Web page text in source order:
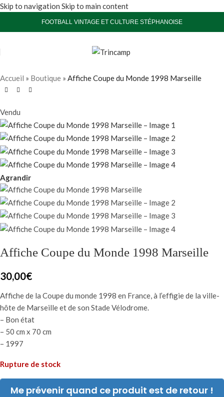
Skip to navigation Skip to main content
FOOTBALL VINTAGE ET CULTURE STÉPHANOISE
Accueil » Boutique » Affiche Coupe du Monde 1998 Marseille
Vendu
Agrandir
Affiche Coupe du Monde 1998 Marseille
30,00€
Affiche de la Coupe du monde 1998 en France, à l’effigie de la ville-
hôte de Marseille et de son Stade Vélodrome.
– Bon état
– 50 cm x 70 cm
– 1997
Rupture de stock
Me prévenir quand ce produit est de retour !